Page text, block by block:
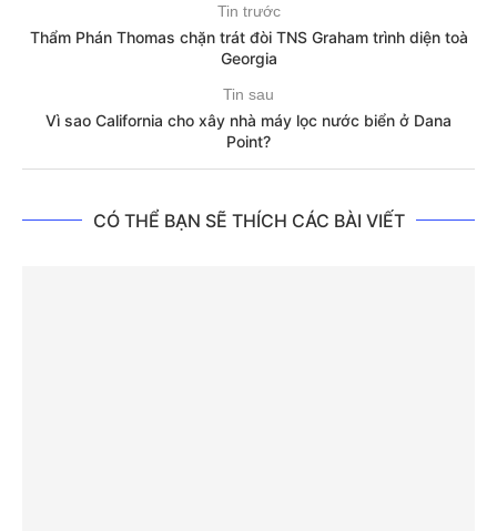
Tin trước
Thẩm Phán Thomas chặn trát đòi TNS Graham trình diện toà
Georgia
Tin sau
Vì sao California cho xây nhà máy lọc nước biển ở Dana
Point?
CÓ THỂ BẠN SẼ THÍCH CÁC BÀI VIẾT